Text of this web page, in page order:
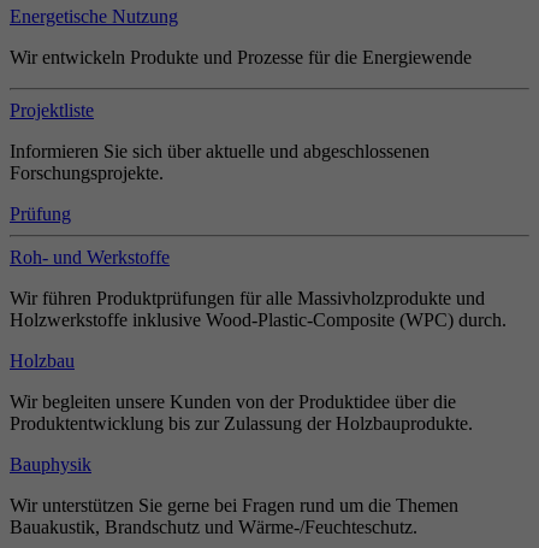
Energetische Nutzung
Wir entwickeln Produkte und Prozesse für die Energiewende
Projektliste
Informieren Sie sich über aktuelle und abgeschlossenen
Forschungsprojekte.
Prüfung
Roh- und Werkstoffe
Wir führen Produktprüfungen für alle Massivholzprodukte und
Holzwerkstoffe inklusive Wood-Plastic-Composite (WPC) durch.
Holzbau
Wir begleiten unsere Kunden von der Produktidee über die
Produktentwicklung bis zur Zulassung der Holzbauprodukte.
Bauphysik
Wir unterstützen Sie gerne bei Fragen rund um die Themen
Bauakustik, Brandschutz und Wärme-/Feuchteschutz.